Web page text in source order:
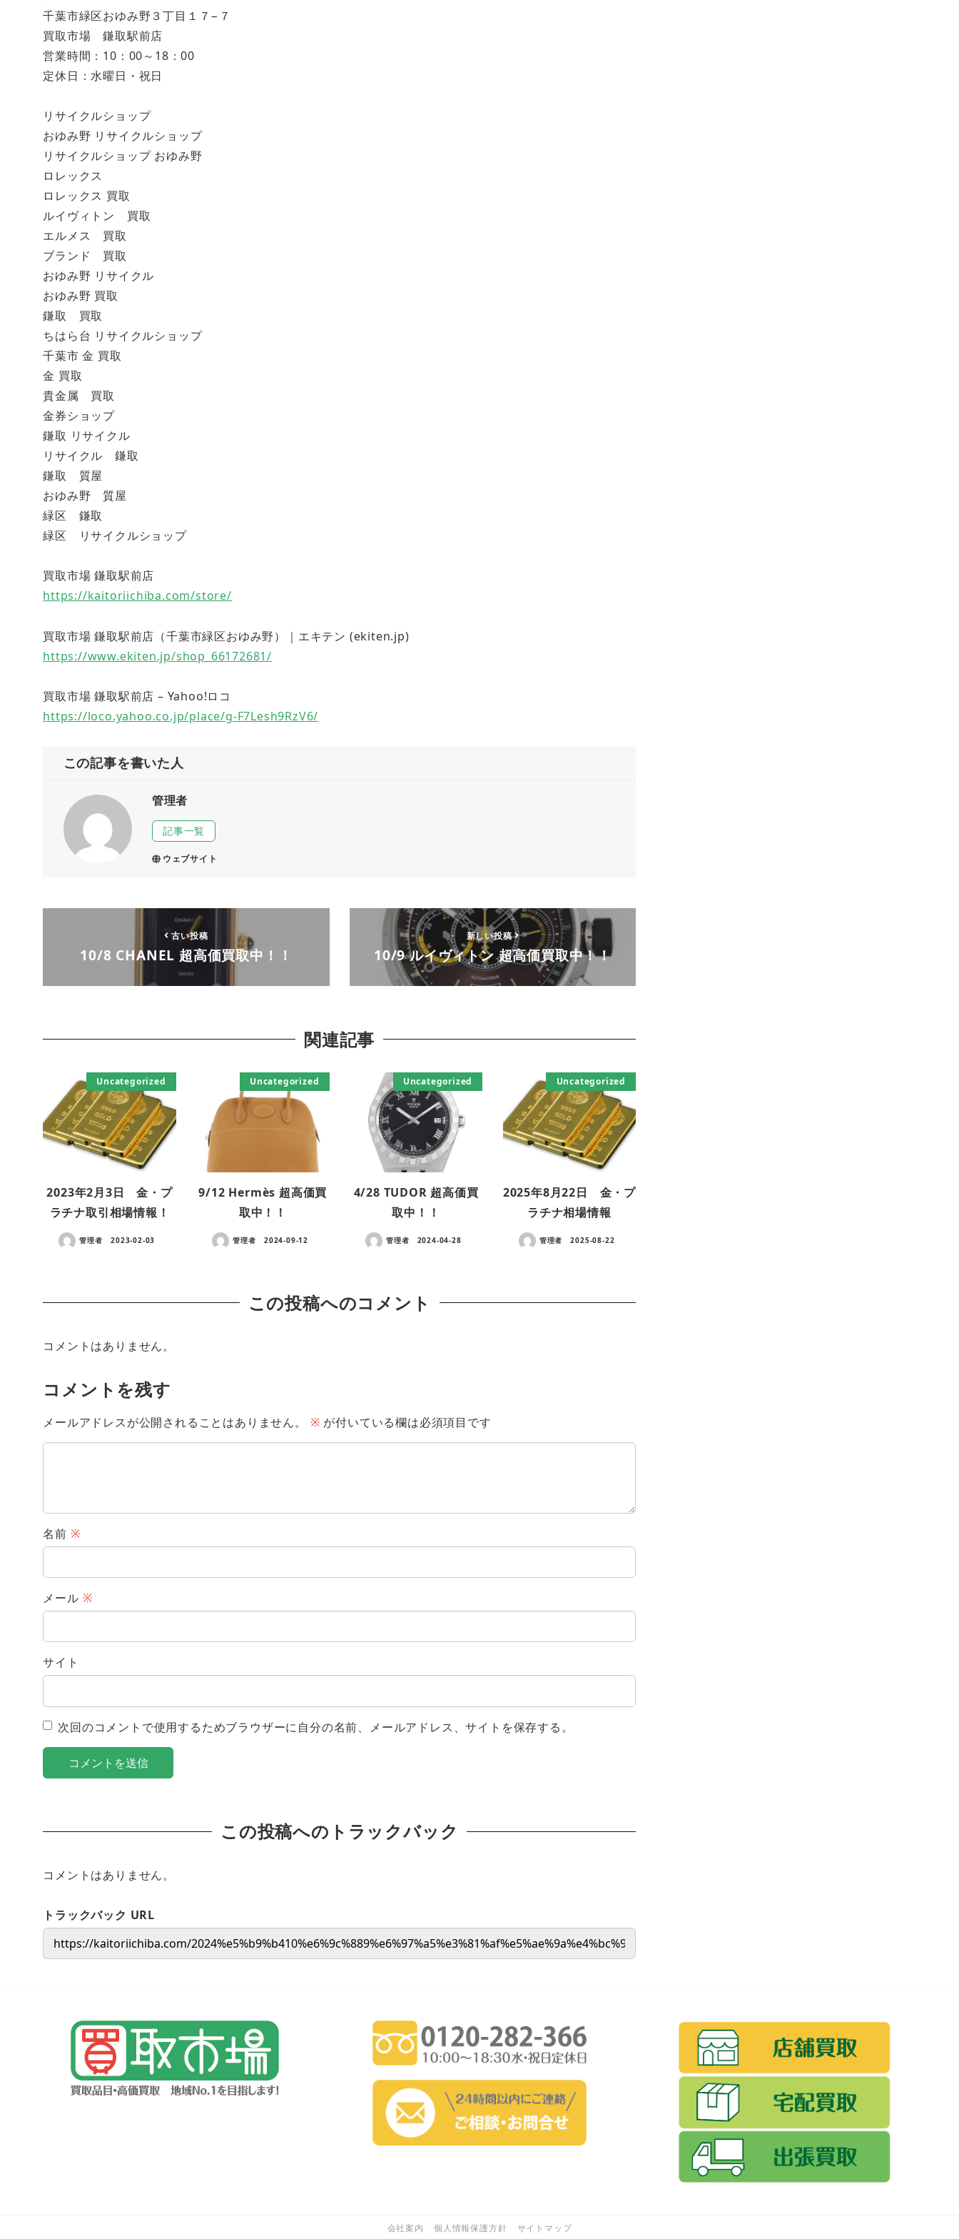
千葉市緑区おゆみ野３丁目１７−７
買取市場 鎌取駅前店
営業時間：10：00～18：00
定休日：水曜日・祝日
リサイクルショップ
おゆみ野 リサイクルショップ
リサイクルショップ おゆみ野
ロレックス
ロレックス 買取
ルイヴィトン 買取
エルメス 買取
ブランド 買取
おゆみ野 リサイクル
おゆみ野 買取
鎌取 買取
ちはら台 リサイクルショップ
千葉市 金 買取
金 買取
貴金属 買取
金券ショップ
鎌取 リサイクル
リサイクル 鎌取
鎌取 質屋
おゆみ野 質屋
緑区 鎌取
緑区 リサイクルショップ
買取市場 鎌取駅前店
https://kaitoriichiba.com/store/
買取市場 鎌取駅前店（千葉市緑区おゆみ野）｜エキテン (ekiten.jp)
https://www.ekiten.jp/shop_66172681/
買取市場 鎌取駅前店 – Yahoo!ロコ
https://loco.yahoo.co.jp/place/g-F7Lesh9RzV6/
この記事を書いた人
管理者
記事一覧
ウェブサイト
古い投稿
10/8 CHANEL 超高価買取中！！
新しい投稿
10/9 ルイヴィトン 超高価買取中！！
関連記事
Uncategorized
2023年2月3日 金・プ
ラチナ取引相場情報！
管理者 2023-02-03
Uncategorized
9/12 Hermès 超高価買
取中！！
管理者 2024-09-12
Uncategorized
4/28 TUDOR 超高価買
取中！！
管理者 2024-04-28
Uncategorized
2025年8月22日 金・プ
ラチナ相場情報
管理者 2025-08-22
この投稿へのコメント
コメントはありません。
コメントを残す
メールアドレスが公開されることはありません。 ※ が付いている欄は必須項目です
名前 ※
メール ※
サイト
次回のコメントで使用するためブラウザーに自分の名前、メールアドレス、サイトを保存する。
この投稿へのトラックバック
コメントはありません。
トラックバック URL
会社案内 個人情報保護方針 サイトマップ